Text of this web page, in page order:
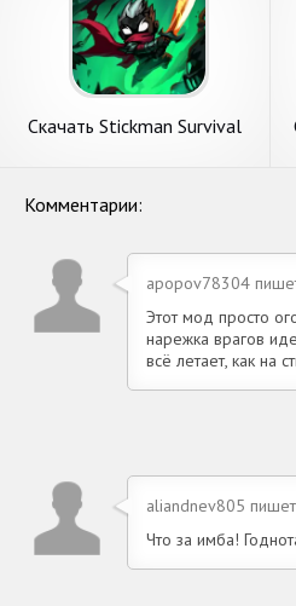
Скачать Stickman Survival
Комментарии:
apopov78304
Этот мод просто
нарежка врагов
всё летает, как на
aliandnev805
Что за имба!